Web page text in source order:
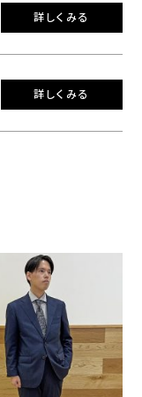
詳しくみる
詳しくみる